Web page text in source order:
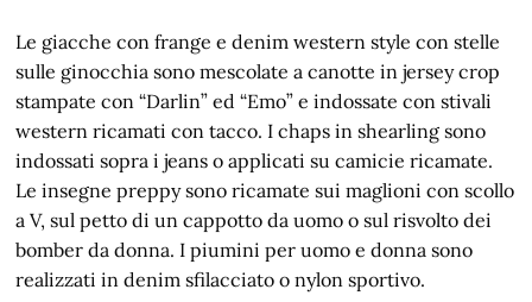
Le giacche con frange e denim western style con stelle
sulle ginocchia sono mescolate a canotte in jersey crop
stampate con “Darlin” ed “Emo” e indossate con stivali
western ricamati con tacco. I chaps in shearling sono
indossati sopra i jeans o applicati su camicie ricamate.
Le insegne preppy sono ricamate sui maglioni con scollo
a V, sul petto di un cappotto da uomo o sul risvolto dei
bomber da donna. I piumini per uomo e donna sono
realizzati in denim sfilacciato o nylon sportivo.